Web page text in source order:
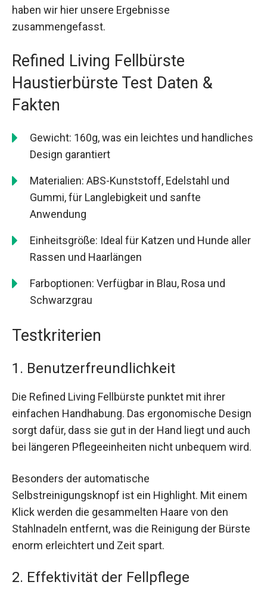
haben wir hier unsere Ergebnisse
zusammengefasst.
Refined Living Fellbürste
Haustierbürste Test Daten &
Fakten
Gewicht: 160g, was ein leichtes und handliches
Design garantiert
Materialien: ABS-Kunststoff, Edelstahl und
Gummi, für Langlebigkeit und sanfte
Anwendung
Einheitsgröße: Ideal für Katzen und Hunde aller
Rassen und Haarlängen
Farboptionen: Verfügbar in Blau, Rosa und
Schwarzgrau
Testkriterien
1. Benutzerfreundlichkeit
Die Refined Living Fellbürste punktet mit ihrer
einfachen Handhabung. Das ergonomische Design
sorgt dafür, dass sie gut in der Hand liegt und auch
bei längeren Pflegeeinheiten nicht unbequem wird.
Besonders der automatische
Selbstreinigungsknopf ist ein Highlight. Mit einem
Klick werden die gesammelten Haare von den
Stahlnadeln entfernt, was die Reinigung der Bürste
enorm erleichtert und Zeit spart.
2. Effektivität der Fellpflege